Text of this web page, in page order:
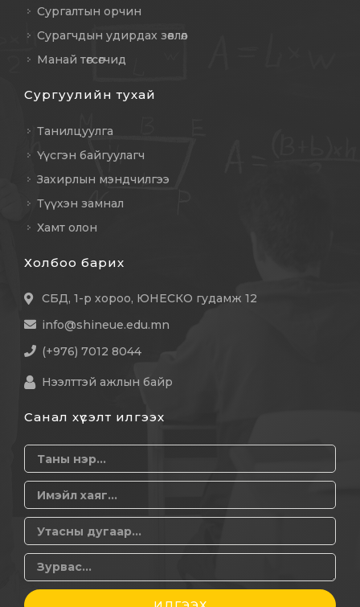
Сургалтын орчин
Сурагчдын удирдах зөвлөл
Манай төгсөгчид
Сургуулийн тухай
Танилцуулга
Үүсгэн байгуулагч
Захирлын мэндчилгээ
Түүхэн замнал
Хамт олон
Холбоо барих
СБД, 1-р хороо, ЮНЕСКО гудамж 12
info@shineue.edu.mn
(+976) 7012 8044
Нээлттэй ажлын байр
Санал хүсэлт илгээх